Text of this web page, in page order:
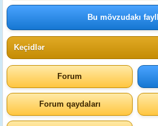
Bu mövzudakı
Keçidlər
Forum
Forum qaydaları